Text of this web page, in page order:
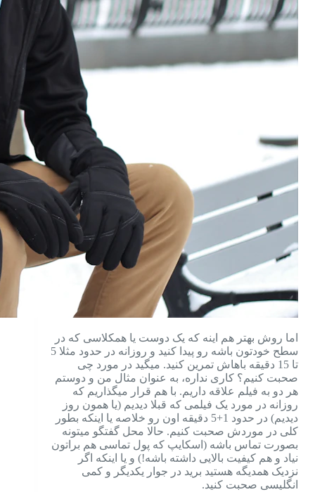
اما روش بهتر هم اینه که یک دوست یا همکلاسی که در
سطح خودتون باشه رو پیدا کنید و روزانه در حدود مثلا 5
تا 15 دقیقه باهاش تمرین کنید. میگید در مورد چی
صحبت کنیم؟ کاری نداره، به عنوان مثال من و دوستم
هر دو به فیلم علاقه داریم. با هم قرار میگذاریم که
روزانه در مورد یک فیلمی که قبلا دیدیم (یا همون روز
دیدیم) در حدود 1+5 دقیقه اون رو خلاصه یا اینکه بطور
کلی در موردش صحبت کنیم. حالا محل گفتگو میتونه
بصورت تماس باشه (اسکایپ که پول تماسی هم براتون
نیاد و هم کیفیت بالایی داشته باشه!) و یا اینکه اگر
نزدیک همدیگه هستید برید در جوار یکدیگر و کمی
انگلیسی صحبت کنید.